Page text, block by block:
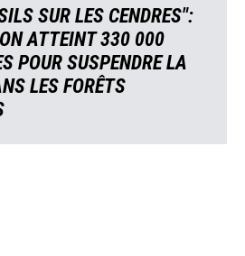
SUR LES CENDRES":
ATTEINT 330 000
POUR SUSPENDRE LA
LES FORÊTS